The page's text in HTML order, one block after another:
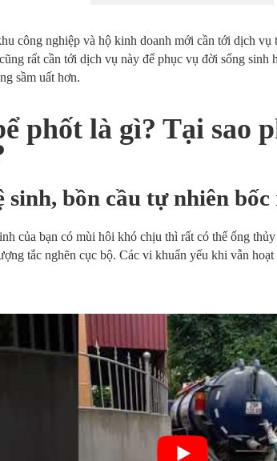
công nghiệp và hộ kinh doanh mới cần tới dịch vụ
rất cần tới dịch vụ này để phục vụ đời sống sinh
sầm uất hơn.
phốt là gì? Tại sao
sinh, bồn cầu tự nhiên
của bạn có mùi hôi khó chịu thì rất có thể ống
tắc nghẽn cục bộ. Các vi khuẩn yếu khi vẫn